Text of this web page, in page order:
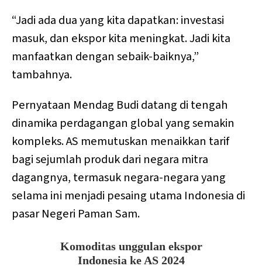
“Jadi ada dua yang kita dapatkan: investasi
masuk, dan ekspor kita meningkat. Jadi kita
manfaatkan dengan sebaik-baiknya,”
tambahnya.
Pernyataan Mendag Budi datang di tengah
dinamika perdagangan global yang semakin
kompleks. AS memutuskan menaikkan tarif
bagi sejumlah produk dari negara mitra
dagangnya, termasuk negara-negara yang
selama ini menjadi pesaing utama Indonesia di
pasar Negeri Paman Sam.